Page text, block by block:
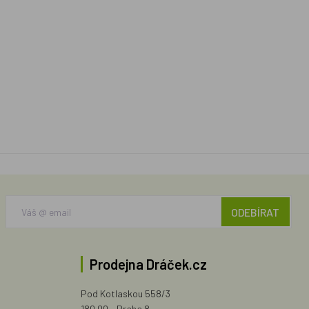
ODEBÍRAT
Prodejna Dráček.cz
Pod Kotlaskou 558/3